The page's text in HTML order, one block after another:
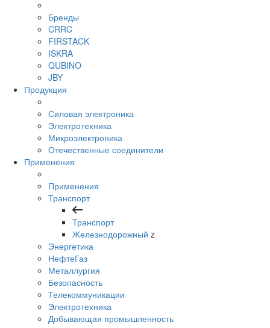
Бренды
CRRC
FIRSTACK
ISKRA
QUBINO
JBY
Продукция
Силовая электроника
Электротехника
Микроэлектроника
Отечественные соединители
Применения
Применения
Транспорт
Транспорт
Железнодорожный z
Энергетика
НефтеГаз
Металлургия
Безопасность
Телекоммуникации
Электротехника
Добывающая промышленность